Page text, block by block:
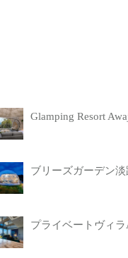
Glamping Resort
ブリーズガーデン淡
プライベートヴィ